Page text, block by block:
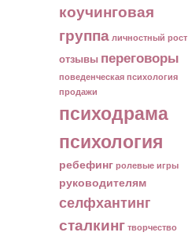
коучинговая
группа личностный рост
отзывы переговоры
поведенческая психология
продажи
психодрама
психология
ребефинг ролевые игры
руководителям
селфхантинг
сталкинг творчество